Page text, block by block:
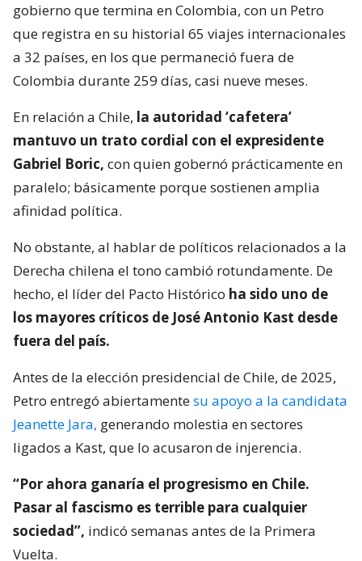
gobierno que termina en Colombia, con un Petro
que registra en su historial 65 viajes internacionales
a 32 países, en los que permaneció fuera de
Colombia durante 259 días, casi nueve meses.
En relación a Chile, la autoridad ‘cafetera’
mantuvo un trato cordial con el expresidente
Gabriel Boric, con quien gobernó prácticamente en
paralelo; básicamente porque sostienen amplia
afinidad política.
No obstante, al hablar de políticos relacionados a la
Derecha chilena el tono cambió rotundamente. De
hecho, el líder del Pacto Histórico ha sido uno de
los mayores críticos de José Antonio Kast desde
fuera del país.
Antes de la elección presidencial de Chile, de 2025,
Petro entregó abiertamentesu apoyo a la candidata
Jeanette Jara, generando molestia en sectores
ligados a Kast, que lo acusaron de injerencia.
“Por ahora ganaría el progresismo en Chile.
Pasar al fascismo es terrible para cualquier
sociedad”, indicó semanas antes de la Primera
Vuelta.